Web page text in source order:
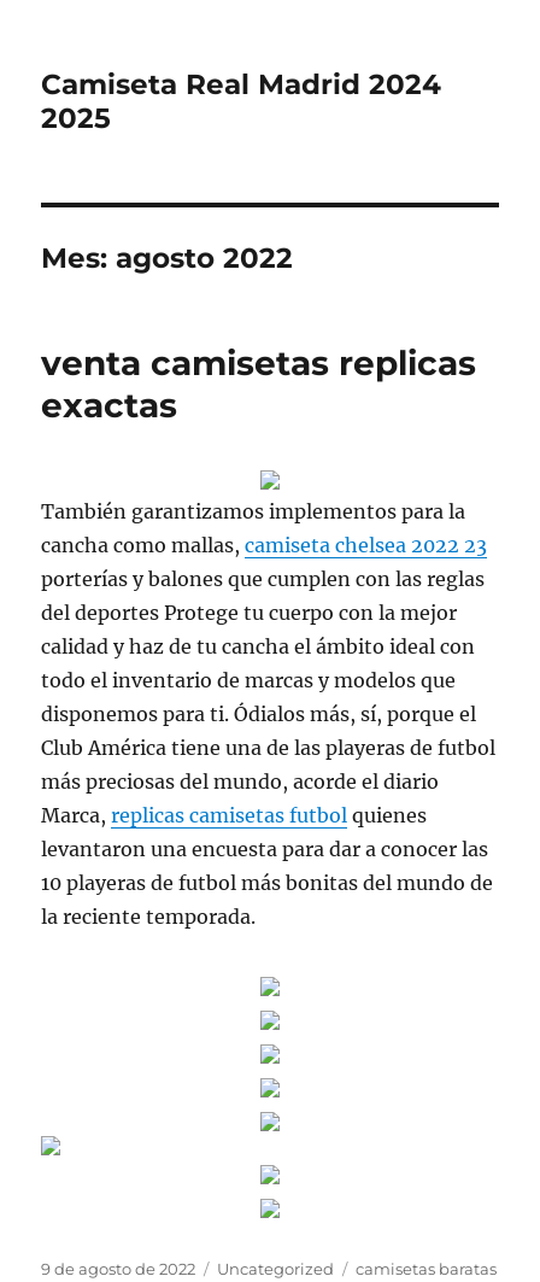
Camiseta Real Madrid 2024
2025
Mes:agosto 2022
venta camisetas replicas
exactas
También garantizamos implementos para la
cancha como mallas,camiseta chelsea 2022 23
porterías y balones que cumplen con las reglas
del deportes Protege tu cuerpo con la mejor
calidad y haz de tu cancha el ámbito ideal con
todo el inventario de marcas y modelos que
disponemos para ti. Ódialos más, sí, porque el
Club América tiene una de las playeras de futbol
más preciosas del mundo, acorde el diario
Marca,replicas camisetas futbol quienes
levantaron una encuesta para dar a conocer las
10 playeras de futbol más bonitas del mundo de
la reciente temporada.
Publicado
9 de agosto de 2022 Categorías
Uncategorized Etiquetas
camisetas baratas